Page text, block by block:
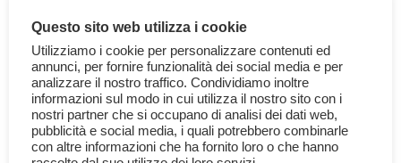
Questo sito web utilizza i cookie
Utilizziamo i cookie per personalizzare contenuti ed
annunci, per fornire funzionalità dei social media e per
analizzare il nostro traffico. Condividiamo inoltre
informazioni sul modo in cui utilizza il nostro sito con i
nostri partner che si occupano di analisi dei dati web,
pubblicità e social media, i quali potrebbero combinarle
con altre informazioni che ha fornito loro o che hanno